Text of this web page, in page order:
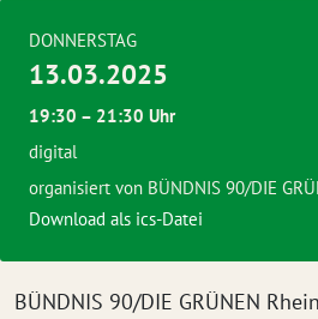
BÜNDNIS 90/DIE GRÜNEN
DONNERSTAG
13.03.2025
19:30 – 21:30 Uhr
digital
organisiert von BÜNDNIS 90/DIE
Download als ics-Datei